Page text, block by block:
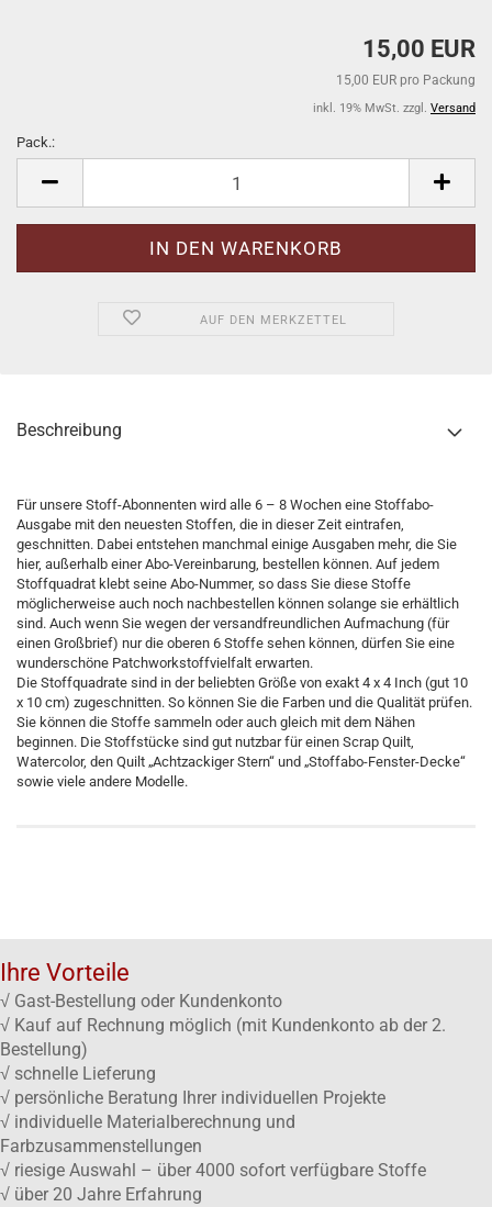
15,00 EUR
15,00 EUR pro Packung
inkl. 19% MwSt. zzgl. Versand
Pack.:
AUF DEN MERKZETTEL
Beschreibung
Für unsere Stoff-Abonnenten wird alle 6 – 8 Wochen eine Stoffabo-
Ausgabe mit den neuesten Stoffen, die in dieser Zeit eintrafen,
geschnitten. Dabei entstehen manchmal einige Ausgaben mehr, die Sie
hier, außerhalb einer Abo-Vereinbarung, bestellen können. Auf jedem
Stoffquadrat klebt seine Abo-Nummer, so dass Sie diese Stoffe
möglicherweise auch noch nachbestellen können solange sie erhältlich
sind. Auch wenn Sie wegen der versandfreundlichen Aufmachung (für
einen Großbrief) nur die oberen 6 Stoffe sehen können, dürfen Sie eine
wunderschöne Patchworkstoffvielfalt erwarten.
Die Stoffquadrate sind in der beliebten Größe von exakt 4 x 4 Inch (gut 10
x 10 cm) zugeschnitten. So können Sie die Farben und die Qualität prüfen.
Sie können die Stoffe sammeln oder auch gleich mit dem Nähen
beginnen. Die Stoffstücke sind gut nutzbar für einen Scrap Quilt,
Watercolor, den Quilt „Achtzackiger Stern“ und „Stoffabo-Fenster-Decke“
sowie viele andere Modelle.
Ihre Vorteile
√ Gast-Bestellung oder Kundenkonto
√ Kauf auf Rechnung möglich (mit Kundenkonto ab der 2.
Bestellung)
√ schnelle Lieferung
√ persönliche Beratung Ihrer individuellen Projekte
√ individuelle Materialberechnung und
Farbzusammenstellungen
√ riesige Auswahl – über 4000 sofort verfügbare Stoffe
√ über 20 Jahre Erfahrung